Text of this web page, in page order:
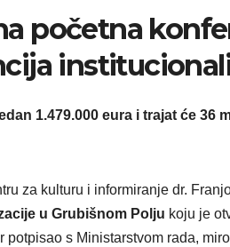
početna
1.479.000 eura i trajat će
za kulturu i informiranje dr.
u Grubišnom Polju koju je
potpisao s Ministarstvom rada,